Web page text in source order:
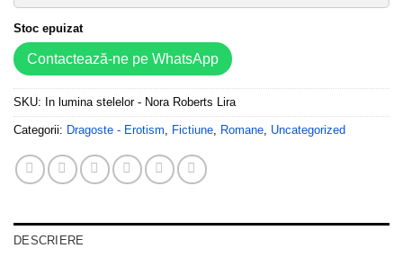
Stoc epuizat
Contactează-ne pe WhatsApp
SKU: In lumina stelelor - Nora Roberts Lira
Categorii: Dragoste - Erotism Fictiune Romane Uncategorized
DESCRIERE